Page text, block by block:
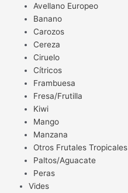
Avellano Europeo
Banano
Carozos
Cereza
Ciruelo
Cítricos
Frambuesa
Fresa/Frutilla
Kiwi
Mango
Manzana
Otros Frutales Tropicales
Paltos/Aguacate
Peras
Vides